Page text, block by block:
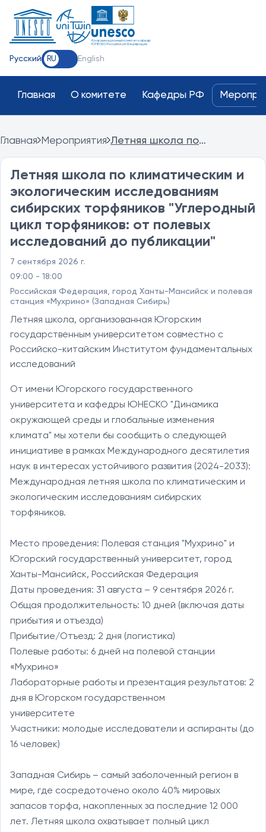
Координационный комитет кафедр
ЮНЕСКО Российской Федерации
Русский RU English
Главная О комитете Кафедры РФ
Главная Мероприятия Летняя школа по
исследованиям сибирских
торфяников "Углеродный цикл
торфяников: от полевых
исследований до
публикации"
Летняя школа по климатическим и
экологическим исследованиям
сибирских торфяников "Углеродный
цикл торфяников: от полевых
исследований до публикации"
7 сентября 2026 г.
09:00 - 18:00
Российская Федерация, город Ханты-Мансийск и полевая
станция «Мухрино» (Западная Сибирь)
Летняя школа, организованная Югорским
государственным университетом совместно с
Российско-китайским Институтом фундаментальных
исследований
От имени Югорского государственного
университета и кафедры ЮНЕСКО "Динамика
окружающей среды и глобальные изменения
климата" мы хотели бы сообщить о следующей
инициативе в рамках Международного десятилетия
наук в интересах устойчивого развития (2024-2033):
Международная летняя школа по климатическим и
экологическим исследованиям сибирских
торфяников.
Место проведения: Полевая станция "Мухрино" и
Югорский государственный университет, город
Ханты-Мансийск, Российская Федерация
Даты проведения: 31 августа – 9 сентября 2026 г.
Общая продолжительность: 10 дней (включая даты
прибытия и отъезда)
Прибытие/Отъезд: 2 дня (логистика)
Полевые работы: 6 дней на полевой станции
«Мухрино»
Лабораторные работы и презентация результатов: 2
дня в Югорском государственном
университете
Участники: молодые исследователи и аспиранты (до
16 человек)
Западная Сибирь – самый заболоченный регион в
мире, где сосредоточено около 40% мировых
запасов торфа, накопленных за последние 12 000
лет. Летняя школа охватывает полный цикл